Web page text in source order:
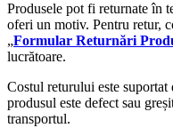
Produsele pot fi returnate în
oferi un motiv. Pentru retur,
„Formular Returnări
lucrătoare.
Costul returului este
produsul este defect sau
transportul.